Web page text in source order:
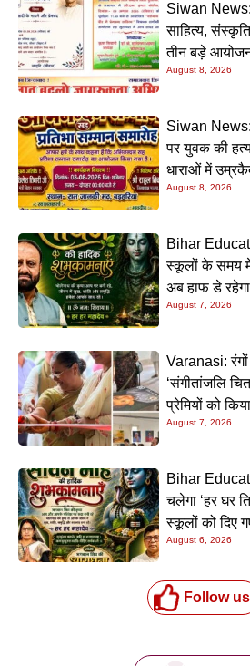
Siwan
साहित्य,
तीन बड़े
August 8, 2026
Siwan
पर युवक की
धाराओं में
August 8, 2026
Bihar
स्कूलों के समय में
अब हाफ डे रहेगा
August 7, 2026
Varanasi:
‘संगीतांजलि
प्रेमियों को
August 7, 2026
Bihar
चलेगा ‘हर घर
स्कूलों को दिए
August 6, 2026
Follow us